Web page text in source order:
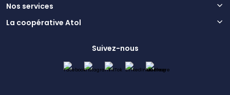
Nos services
La coopérative Atol
Suivez-nous